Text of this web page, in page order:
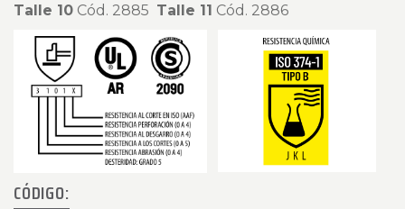
Talle 10 Cód. 2885 Talle 11 Cód. 2886
CÓDIGO: